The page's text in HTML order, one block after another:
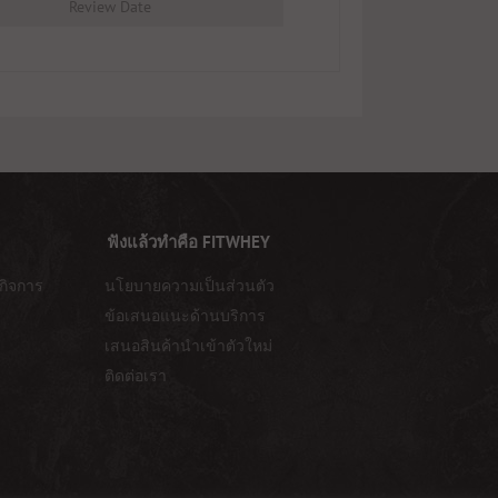
Review Date
ฟังแล้วทำคือ FITWHEY
จการ
นโยบายความเป็นส่วนตัว
ข้อเสนอแนะด้านบริการ
เสนอสินค้านำเข้าตัวใหม่
ติดต่อเรา